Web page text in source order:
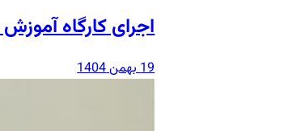
اجرای کارگاه
19 بهمن 1404